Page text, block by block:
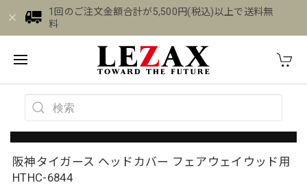
1回のご注文金額合計が5,500円(税込)以上で送料無
料
阪神タイガース ヘッドカバー フェアウェイウッド用
HTHC-6844